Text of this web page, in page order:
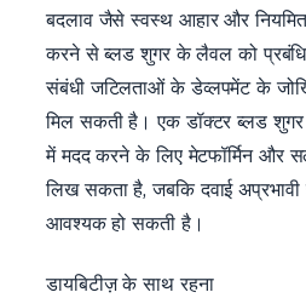
बदलाव जैसे स्वस्थ आहार और नियमित
करने से ब्लड शुगर के लैवल को
संबंधी जटिलताओं के डेव्लपमेंट के
मिल सकती है। एक डॉक्टर ब्लड
में मदद करने के लिए मेटफॉर्मिन और
लिख सकता है, जबकि दवाई अप्रभावी
आवश्यक हो सकती है।
डायबिटीज़ के साथ रहना